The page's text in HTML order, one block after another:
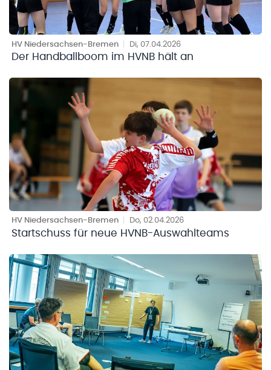
HV Niedersachsen-Bremen Di, 07.04.2026
Der Handballboom im HVNB hält an
HV Niedersachsen-Bremen Do, 02.04.2026
Startschuss für neue HVNB-Auswahlteams